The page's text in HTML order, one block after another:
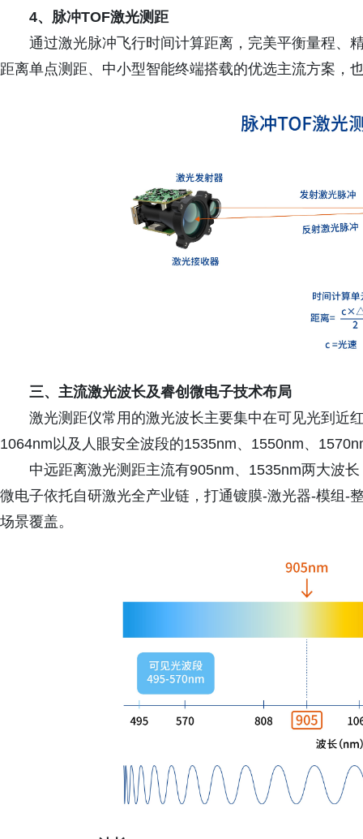
4、脉冲TOF激光测距
通过激光脉冲飞行时间计算距离，完美平衡量程、
距离单点测距、中小型智能终端搭载的优选主流方案，
三、 主流激光波长及睿创微电子技术布局
激光测距仪常用的激光波长主要集中在可见光到近
1064nm以及人眼安全波段的1535nm、1550nm、
中远距离激光测距主流有905nm、1535nm两大波
微电子依托自研激光全产业链，打通镀膜-激光器-模组-
场景覆盖。